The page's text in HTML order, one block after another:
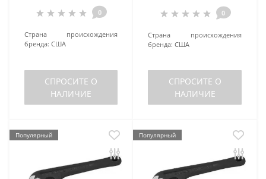
0
Страна происхождения
бренда: США
СПРОСИТЕ О
НАЛИЧИЕ
0
Страна происхождения
бренда: США
СПРОСИТЕ О
НАЛИЧИЕ
Популярный Популярный